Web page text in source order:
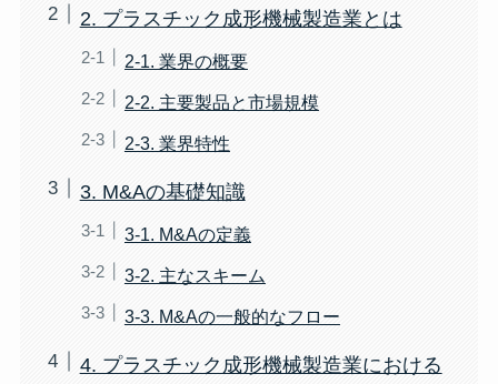
2. プラスチック成形機械製造業とは
2-1. 業界の概要
2-2. 主要製品と市場規模
2-3. 業界特性
3. M&Aの基礎知識
3-1. M&Aの定義
3-2. 主なスキーム
3-3. M&Aの一般的なフロー
4. プラスチック成形機械製造業における